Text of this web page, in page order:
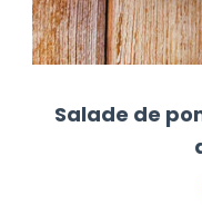
Salade de